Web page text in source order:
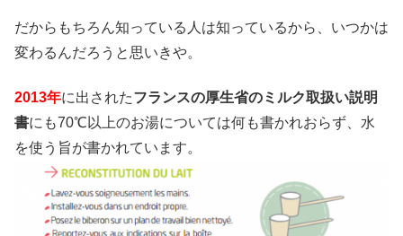
だからもちろん知っている人は知っているから、いつかは
変わるんだろうと思いきや。
2013年に出されたフランスの厚生省のミルク取扱い説明
書にも70℃以上のお湯については何も書かれおらず、水
を使う旨が書かれています。